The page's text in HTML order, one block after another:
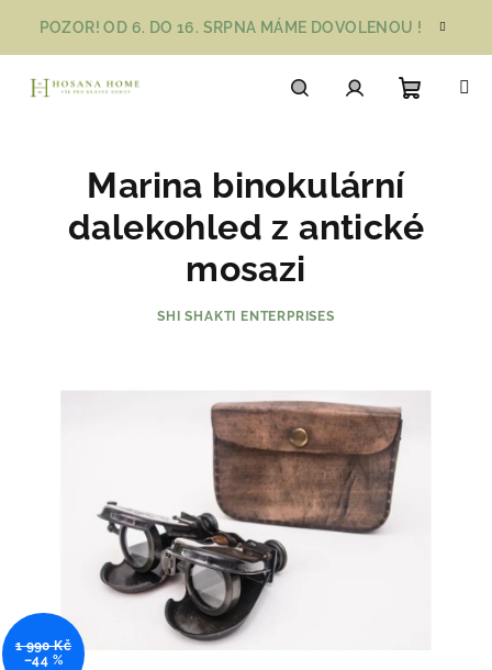
obsah
POZOR! OD 6. DO 16. SRPNA MÁME DOVOLENOU !
Marina binokulární
dalekohled z antické
mosazi
SHI SHAKTI ENTERPRISES
1 990 Kč
–44 %